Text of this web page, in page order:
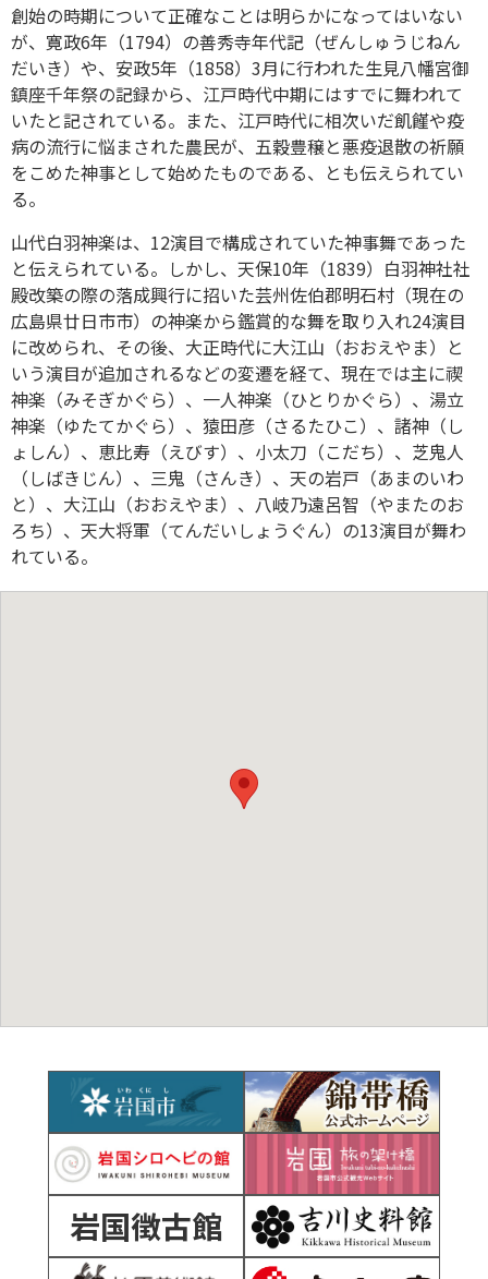
創始の時期について正確なことは明らかになってはいない
が、寛政6年（1794）の善秀寺年代記（ぜんしゅうじねん
だいき）や、安政5年（1858）3月に行われた生見八幡宮御
鎮座千年祭の記録から、江戸時代中期にはすでに舞われて
いたと記されている。また、江戸時代に相次いだ飢饉や疫
病の流行に悩まされた農民が、五穀豊穣と悪疫退散の祈願
をこめた神事として始めたものである、とも伝えられてい
る。
山代白羽神楽は、12演目で構成されていた神事舞であった
と伝えられている。しかし、天保10年（1839）白羽神社社
殿改築の際の落成興行に招いた芸州佐伯郡明石村（現在の
広島県廿日市市）の神楽から鑑賞的な舞を取り入れ24演目
に改められ、その後、大正時代に大江山（おおえやま）と
いう演目が追加されるなどの変遷を経て、現在では主に禊
神楽（みそぎかぐら）、一人神楽（ひとりかぐら）、湯立
神楽（ゆたてかぐら）、猿田彦（さるたひこ）、諸神（し
ょしん）、恵比寿（えびす）、小太刀（こだち）、芝鬼人
（しばきじん）、三鬼（さんき）、天の岩戸（あまのいわ
と）、大江山（おおえやま）、八岐乃遠呂智（やまたのお
ろち）、天大将軍（てんだいしょうぐん）の13演目が舞わ
れている。
岩国徴古館